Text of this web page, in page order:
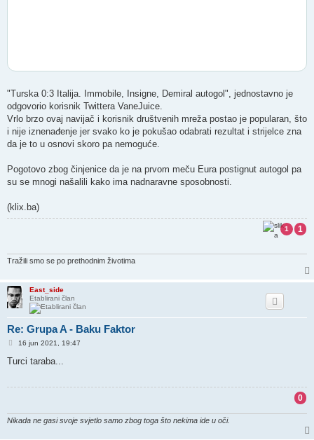
"Turska 0:3 Italija. Immobile, Insigne, Demiral autogol", jednostavno je
odgovorio korisnik Twittera VaneJuice.
Vrlo brzo ovaj navijač i korisnik društvenih mreža postao je popularan, što
i nije iznenađenje jer svako ko je pokušao odabrati rezultat i strijelce zna
da je to u osnovi skoro pa nemoguće.
Pogotovo zbog činjenice da je na prvom meču Eura postignut autogol pa
su se mnogi našalili kako ima nadnaravne sposobnosti.
(klix.ba)
1
1
Tražili smo se po prethodnim životima
East_side
Etablirani član
Re: Grupa A - Baku Faktor
P
s
16 jun 2021, 19:47
Turci taraba...
0
Nikada ne gasi svoje svjetlo samo zbog toga što nekima ide u oči.